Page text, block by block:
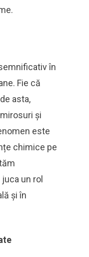
în
Fie că
asta,
și
este
chimice pe
un rol
și în